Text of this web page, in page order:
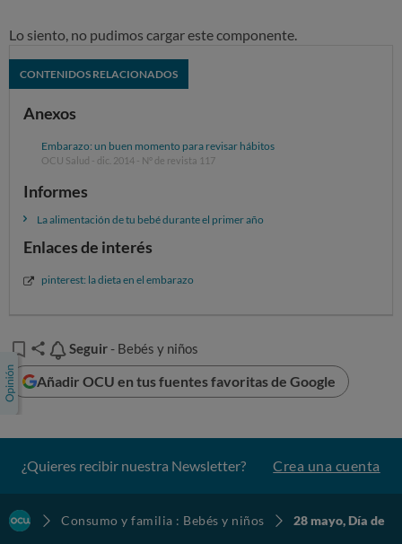
Lo siento, no pudimos cargar este componente.
CONTENIDOS RELACIONADOS
Anexos
Embarazo: un buen momento para revisar hábitos
OCU Salud - dic. 2014 - Nº de revista 117
Informes
La alimentación de tu bebé durante el primer año
Enlaces de interés
pinterest: la dieta en el embarazo
Seguir
Seguir - Bebés y niños
Añadir OCU en tus fuentes favoritas de Google
¿Quieres recibir nuestra Newsletter? Crea una cuenta
Consumo y familia : Bebés y niños
28 mayo, Día de